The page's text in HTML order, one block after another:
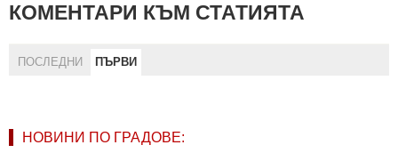
КОМЕНТАРИ КЪМ СТАТИЯТА
ПОСЛЕДНИ ПЪРВИ
НОВИНИ ПО ГРАДОВЕ: